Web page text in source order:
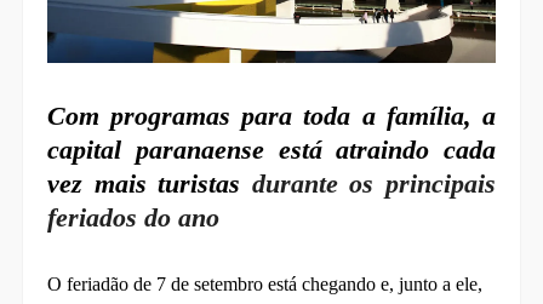
Com programas para toda a família, a
capital paranaense está atraindo cada
vez mais turistas durante os principais
feriados do ano
O feriadão de 7 de setembro está chegando e, junto a ele,